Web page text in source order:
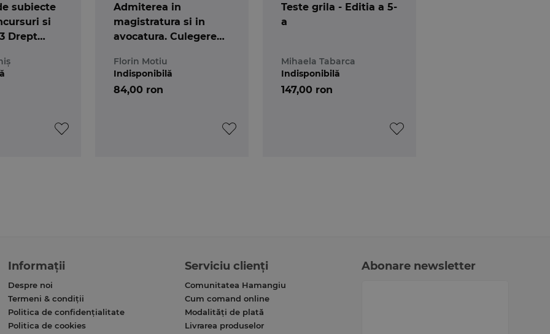
subiecte
si
Drept
Admiterea in
magistratura si in
avocatura. Culegere
Florin Motiu
84,00 ron
Indisponibilă
Teste grila - Editia a 5-
a
Mihaela Tabarca
147,00 ron
Indisponibilă
Informații
Despre noi
Termeni & condiții
Politica de confidențialitate
Politica de cookies
Serviciu clienți
Comunitatea Hamangiu
Cum comand online
Modalități de plată
Livrarea produselor
Abonare newsletter